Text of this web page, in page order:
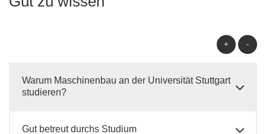
+ -
Warum Maschinenbau an der Universität Stuttgart
studieren?
Gut betreut durchs Studium